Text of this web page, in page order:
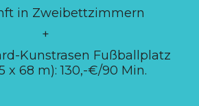
in Zweibettzimmern
+
Kunstrasen Fußballplatz
x 68 m): 130,-€/90 Min.